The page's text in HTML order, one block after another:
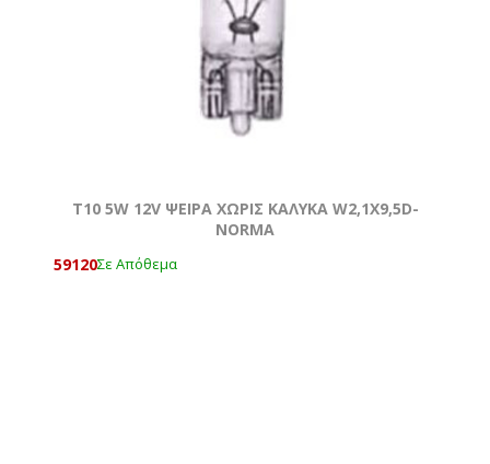
T10 5W 12V ΨΕΙΡΑ ΧΩΡΙΣ ΚΑΛΥΚΑ W2,1X9,5D-
NORMA
59120Σε Απόθεμα